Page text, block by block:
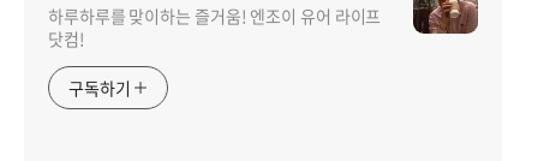
하루하루를 맞이하는 즐거움! 엔조이 유어 라이프
닷컴!
구독하기